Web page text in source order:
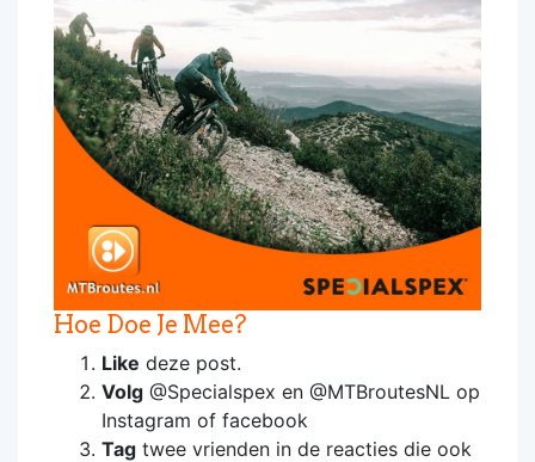
Hoe Doe Je Mee?
Like deze post.
Volg @Specialspex en @MTBroutesNL op
Instagram of facebook
Tag twee vrienden in de reacties die ook